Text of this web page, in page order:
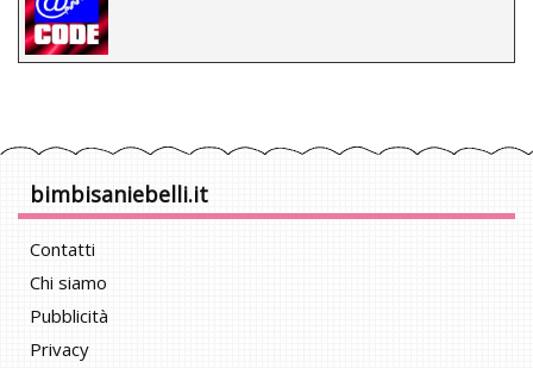
bimbisaniebelli.it
Contatti
Chi siamo
Pubblicità
Privacy